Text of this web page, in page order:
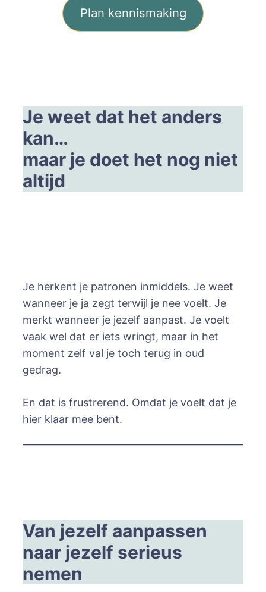
Plan kennismaking
Je weet dat het anders
kan…
maar je doet het nog niet
altijd
Je herkent je patronen inmiddels. Je weet
wanneer je ja zegt terwijl je nee voelt. Je
merkt wanneer je jezelf aanpast. Je voelt
vaak wel dat er iets wringt, maar in het
moment zelf val je toch terug in oud
gedrag.
En dat is frustrerend. Omdat je voelt dat je
hier klaar mee bent.
Van jezelf aanpassen
naar jezelf serieus
nemen